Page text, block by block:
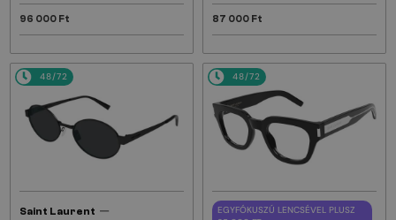
96 000 Ft 87 000 Ft
48/72
Saint Laurent —
48/72
EGYFÓKUSZÚ LENCSÉVEL PLUSZ